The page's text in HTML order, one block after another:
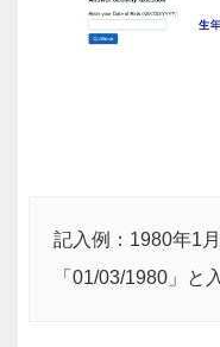
記入例：1980年1
「01/03/1980」と